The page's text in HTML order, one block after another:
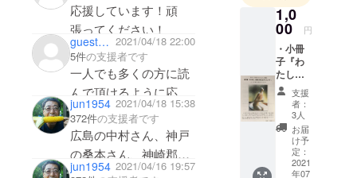
島さんの代行で支援し
ます。
応援しています！頑
張ってください！
guest373d229bcd 2021/04/18 22:00
5件の支援者です
一人でも多くの方に読
んで頂けるように応援
し、祈っています！
jun1954 2021/04/18 15:38
372件の支援者です
広島の中村さん、神戸
の桑本さん、神崎郡の
馬淵さん、芦田さん、
jun1954 2021/04/16 19:57
1,0
00 円
・小冊
子『わ
たしが
素直に
なれる
とき―
続編第
10章
－』 ・
和紙人
支援
者：
3人
お届
け予
定：
2021
年07